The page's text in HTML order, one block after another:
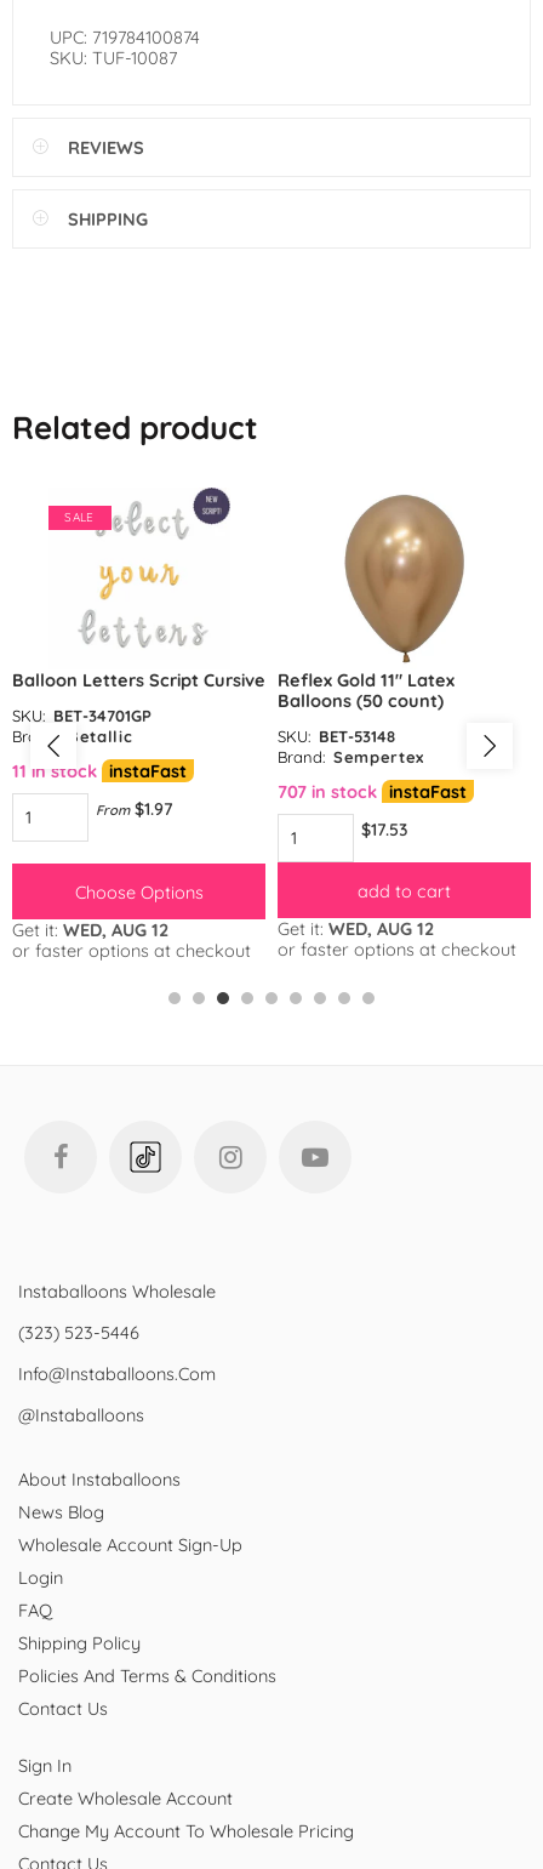
UPC: 719784100874
SKU: TUF-10087
REVIEWS
SHIPPING
Related product
SALE
Balloon Letters Script Cursive
SKU: BET-34701GP
Brand:
Betallic
11 in stock instaFast
From $1.97
Choose Options
Get it: WED, AUG 12
or faster options at checkout
Reflex Gold 11″ Latex
Balloons (50 count)
SKU: BET-53148
Brand: Sempertex
707 in stock instaFast
$17.53
add to cart
Get it: WED, AUG 12
or faster options at checkout
Instaballoons Wholesale
(323) 523-5446
Info@instaballoons.com
@instaballoons
About Instaballoons
News Blog
Wholesale Account Sign-Up
Login
FAQ
Shipping Policy
Policies And Terms & Conditions
Contact Us
Sign In
Create Wholesale Account
Change My Account To Wholesale Pricing
Contact Us